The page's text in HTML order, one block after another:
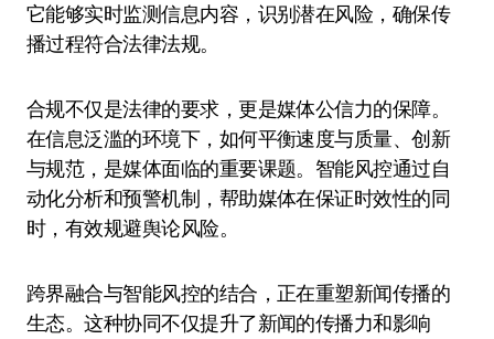
它能够实时监测信息内容，识别潜在风险，确保传
播过程符合法律法规。
合规不仅是法律的要求，更是媒体公信力的保障。
在信息泛滥的环境下，如何平衡速度与质量、创新
与规范，是媒体面临的重要课题。智能风控通过自
动化分析和预警机制，帮助媒体在保证时效性的同
时，有效规避舆论风险。
跨界融合与智能风控的结合，正在重塑新闻传播的
生态。这种协同不仅提升了新闻的传播力和影响